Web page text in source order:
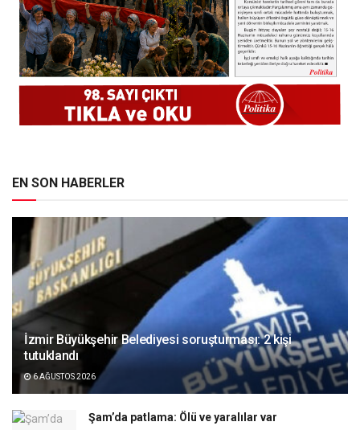
EN SON HABERLER
İzmir Büyükşehir Belediyesi soruşturması: 2 kişi
tutuklandı
6 AĞUSTOS 2026
Şam’da patlama: Ölü ve yaralılar var